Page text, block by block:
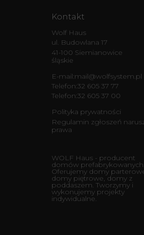
WOLF Haus - producent
domów prefabrykowanych.
Oferujemy domy
domy piętrowe, domy z
poddaszem. Tworzymy i
wykonujemy projekty
indywidualne.
Kontakt
Wolf Haus
ul. Budowlana 17
41-100 Siemianowice
śląskie
E-mail:mail@wolfsystem.pl
Telefon:32 605 37 77
Telefon:32 605 37 00
Polityka prywatności
Regulamin zgłoszeń
prawa